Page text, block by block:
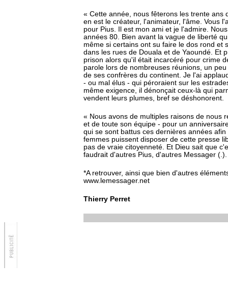
« Cette année, nous fêterons les trente ans
en est le créateur, l'animateur, l'âme. Vous
pour Pius. Il est mon ami et je l'admire.
années 80. Bien avant la vague de liberté
même si certains ont su faire le dos rond et
dans les rues de Douala et de Yaoundé. Et
prison alors qu'il était incarcéré pour crime
parole lors de nombreuses réunions, un
de ses confrères du continent. Je l'ai
- ou mal élus - qui péroraient sur les
même exigence, il dénonçait ceux-là qui
vendent leurs plumes, bref se déshonorent.
« Nous avons de multiples raisons de nous
et de toute son équipe - pour un
qui se sont battus ces dernières années
femmes puissent disposer de cette presse
pas de vraie citoyenneté. Et Dieu sait que
faudrait d'autres Pius, d'autres Messager
*A retrouver, ainsi que bien d'autres
www.lemessager.net
Thierry Perret